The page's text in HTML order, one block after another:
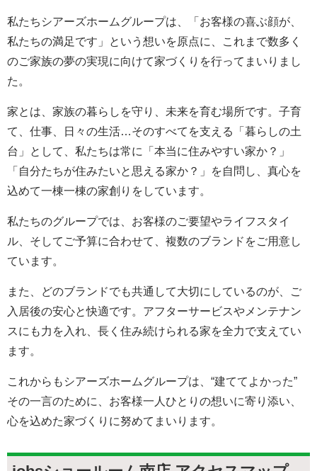
私たちシアーズホームグループは、「お客様の喜ぶ顔が、
私たちの満足です」という想いを原点に、これまで数多く
のご家族の夢の実現に向けて家づくりを行ってまいりまし
た。
家とは、家族の暮らしを守り、未来を育む場所です。子育
て、仕事、日々の生活…そのすべてを支える「暮らしの土
台」として、私たちは常に「本当に住みやすい家か？」
「自分たちが住みたいと思える家か？」を自問し、真心を
込めて一棟一棟の家創りをしています。
私たちのグループでは、お客様のご要望やライフスタイ
ル、そしてご予算に合わせて、複数のブランドをご用意し
ています。
また、どのブランドでも共通して大切にしているのが、ご
入居後の安心と快適です。アフターサービスやメンテナン
スにも力を入れ、長く住み続けられる家を全力で支えてい
ます。
これからもシアーズホームグループは、“建ててよかった”
その一言のために、お客様一人ひとりの想いに寄り添い、
心を込めた家づくりに努めてまいります。